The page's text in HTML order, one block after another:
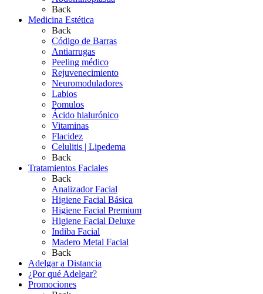
Back
Medicina Estética
Back
Código de Barras
Antiarrugas
Peeling médico
Rejuvenecimiento
Neuromoduladores
Labios
Pomulos
Ácido hialurónico
Vitaminas
Flacidez
Celulitis | Lipedema
Back
Tratamientos Faciales
Back
Analizador Facial
Higiene Facial Básica
Higiene Facial Premium
Higiene Facial Deluxe
Indiba Facial
Madero Metal Facial
Back
Adelgar a Distancia
¿Por qué Adelgar?
Promociones